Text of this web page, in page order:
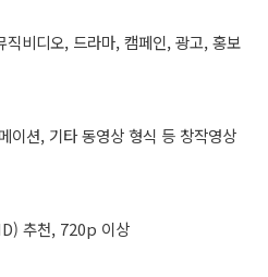
비디오, 드라마, 캠페인, 광고, 홍보
타 동영상 형식 등 창작영상
추천, 720p 이상